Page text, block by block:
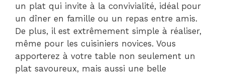
un plat qui invite à la convivialité, idéal pour
un dîner en famille ou un repas entre amis.
De plus, il est extrêmement simple à réaliser,
même pour les cuisiniers novices. Vous
apporterez à votre table non seulement un
plat savoureux, mais aussi une belle